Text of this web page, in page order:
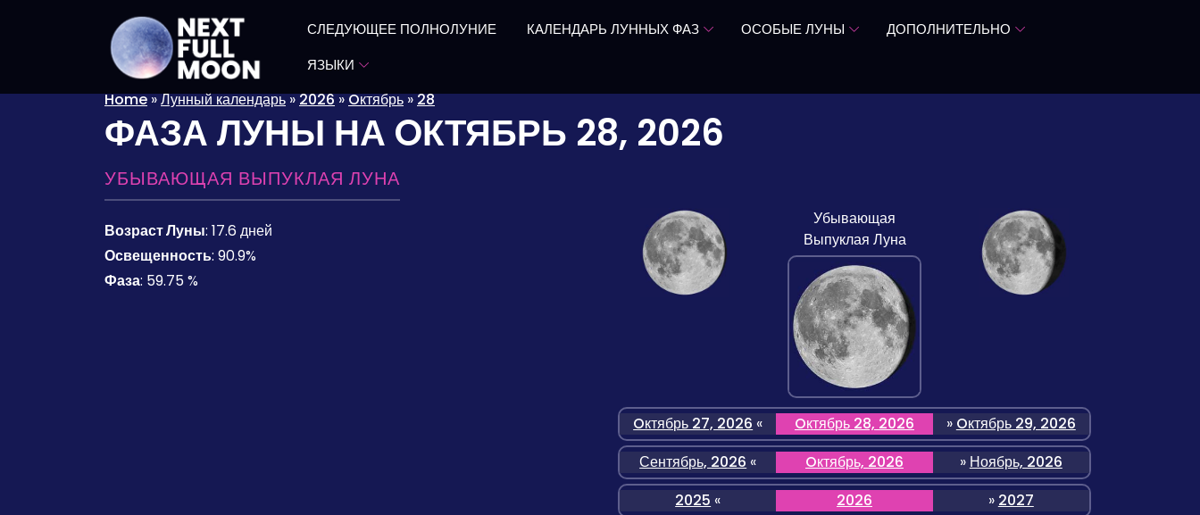
СЛЕДУЮЩЕЕ ПОЛНОЛУНИЕ КАЛЕНДАРЬ ЛУННЫХ ФАЗ ОСОБЫЕ ЛУНЫ
ДОПОЛНИТЕЛЬНО
ЯЗЫКИ
Home»Лунный календарь»2026»Oктябрь»28
ФАЗА ЛУНЫ НА OКТЯБРЬ 28, 2026
УБЫВАЮЩАЯ ВЫПУКЛАЯ ЛУНА
Возраст Луны: 17.6 дней
Освещенность: 90.9%
Фаза: 59.75 %
Убывающая
Выпуклая Луна
Oктябрь 27, 2026 « Oктябрь 28, 2026 » Oктябрь 29, 2026
Сентябрь, 2026 « Oктябрь, 2026 » Ноябрь, 2026
2025 « 2026 » 2027